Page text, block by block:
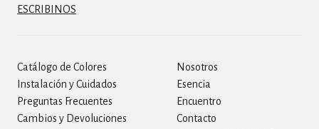
ESCRIBINOS
Catálogo de Colores
Instalación y Cuidados
Preguntas Frecuentes
Cambios y Devoluciones
Nosotros
Esencia
Encuentro
Contacto